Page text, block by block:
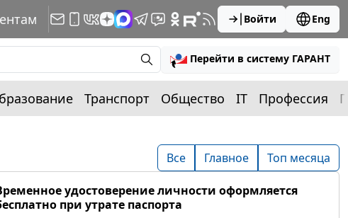
Войти Eng
Перейти в систему ГАРАНТ
Транспорт Общество IT Профессия
Все Главное Топ месяца
удостоверение личности оформляется
при утрате паспорта